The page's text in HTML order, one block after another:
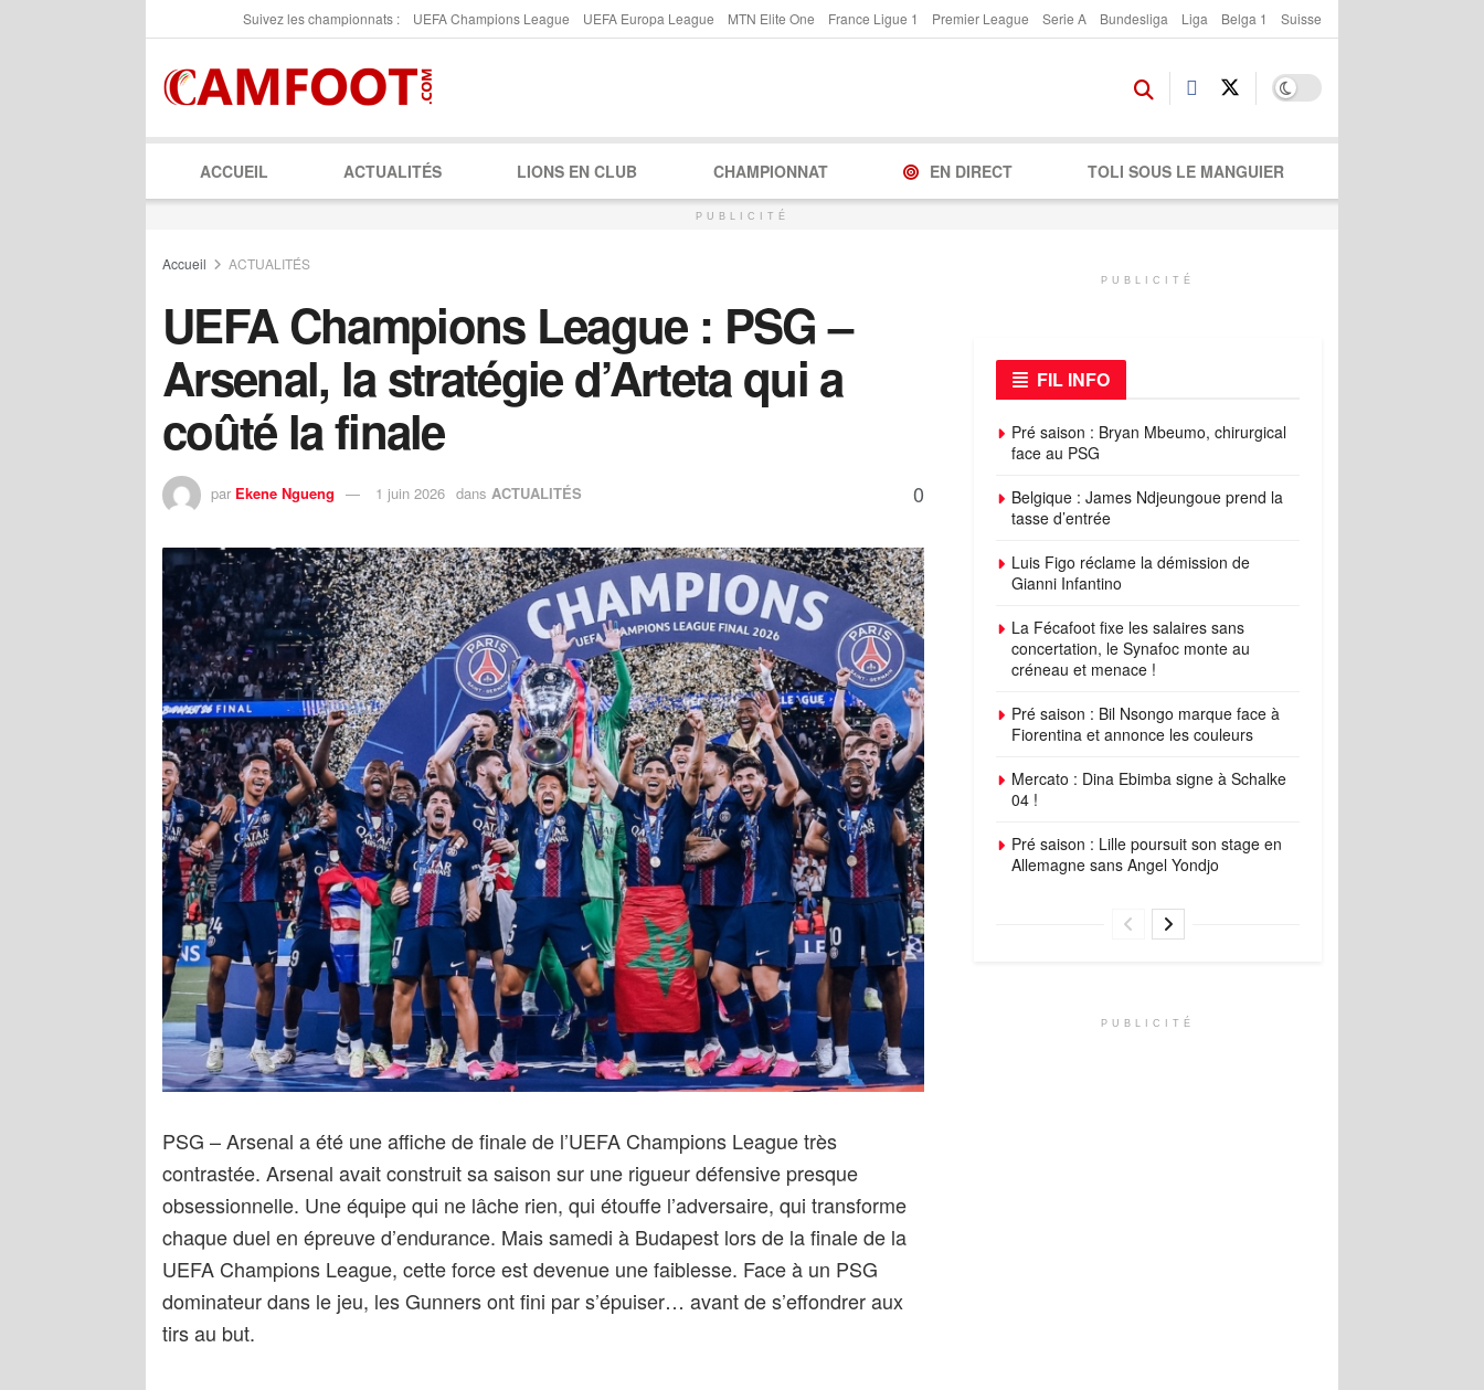
Suivez les championnats : UEFA Champions League UEFA Europa League MTN Elite One France Ligue 1 Premier League Serie A Bundesliga Liga Belga 1 Suisse
ACCUEIL ACTUALITÉS LIONS EN CLUB CHAMPIONNAT EN DIRECT TOLI SOUS LE MANGUIER
PUBLICITÉ
Accueil ACTUALITÉS
UEFA Champions League : PSG –
Arsenal, la stratégie d’Arteta qui a
coûté la finale
par Ekene Ngueng 1 juin 2026 dans ACTUALITÉS 0
PSG – Arsenal a été une affiche de finale de l’UEFA Champions League très
contrastée. Arsenal avait construit sa saison sur une rigueur défensive presque
obsessionnelle. Une équipe qui ne lâche rien, qui étouffe l’adversaire, qui transforme
chaque duel en épreuve d’endurance. Mais samedi à Budapest lors de la finale de la
UEFA Champions League, cette force est devenue une faiblesse. Face à un PSG
dominateur dans le jeu, les Gunners ont fini par s’épuiser… avant de s’effondrer aux
tirs au but.
PUBLICITÉ
FIL INFO
Pré saison : Bryan Mbeumo, chirurgical
face au PSG
Belgique : James Ndjeungoue prend la
tasse d’entrée
Luis Figo réclame la démission de
Gianni Infantino
La Fécafoot fixe les salaires sans
concertation, le Synafoc monte au
créneau et menace !
Pré saison : Bil Nsongo marque face à
Fiorentina et annonce les couleurs
Mercato : Dina Ebimba signe à Schalke
04 !
Pré saison : Lille poursuit son stage en
Allemagne sans Angel Yondjo
PUBLICITÉ